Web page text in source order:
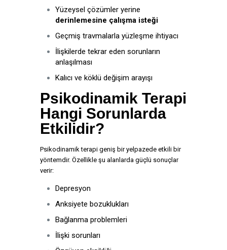
Yüzeysel çözümler yerine
derinlemesine çalışma isteği
Geçmiş travmalarla yüzleşme ihtiyacı
İlişkilerde tekrar eden sorunların
anlaşılması
Kalıcı ve köklü değişim arayışı
Psikodinamik Terapi
Hangi Sorunlarda
Etkilidir?
Psikodinamik terapi geniş bir yelpazede etkili bir
yöntemdir. Özellikle şu alanlarda güçlü sonuçlar
verir:
Depresyon
Anksiyete bozuklukları
Bağlanma problemleri
İlişki sorunları